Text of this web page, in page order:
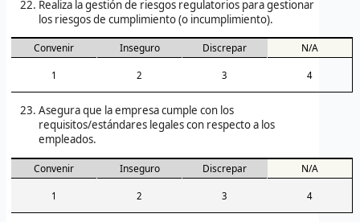
Realiza la gestión de riesgos regulatorios para gestionar
los riesgos de cumplimiento (o incumplimiento).
Convenir Inseguro Discrepar N/A
1 2 3 4
Asegura que la empresa cumple con los
requisitos/estándares legales con respecto a los
empleados.
Convenir Inseguro Discrepar N/A
1 2 3 4